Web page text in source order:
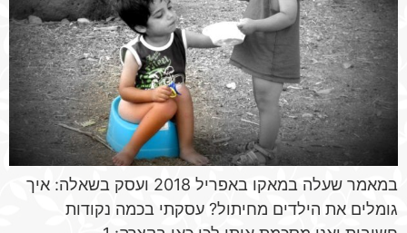
במאמר שעלה במאקו באפריל 2018 ועסק בשאלה: איך
גומלים את הילדים מחיתול? עסקתי בכמה נקודות